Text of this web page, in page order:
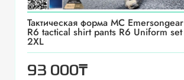
Тактическая форма MC Emersongear
R6 tactical shirt pants R6 Uniform set
2XL
93 000₸